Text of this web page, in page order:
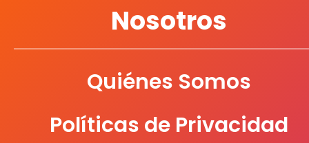
Nosotros
Quiénes Somos
Políticas de Privacidad